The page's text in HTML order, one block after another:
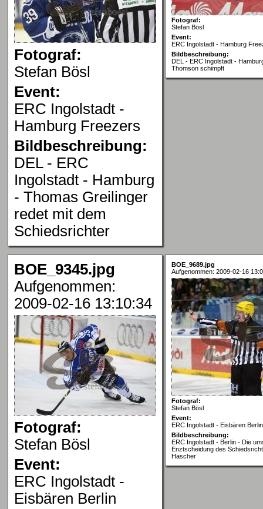
Fotograf:
Stefan Bösl
Event:
ERC Ingolstadt -
Hamburg Freezers
Bildbeschreibung:
DEL - ERC
Ingolstadt - Hamburg
- Thomas Greilinger
redet mit dem
Schiedsrichter
Fotograf:
Stefan Bösl
Event:
ERC Ingolstadt - Hamburg
Bildbeschreibung:
DEL - ERC Ingolstadt -
Thomson schimpft
BOE_9345.jpg
Aufgenommen:
2009-02-16 13:10:34
Fotograf:
Stefan Bösl
Event:
ERC Ingolstadt -
Eisbären Berlin
BOE_9689.jpg
Aufgenommen: 2009-02-16
Fotograf:
Stefan Bösl
Event:
ERC Ingolstadt - Eisbären Berlin
Bildbeschreibung:
ERC Ingolstadt - Berlin - Die
Enztscheidung des
Hascher